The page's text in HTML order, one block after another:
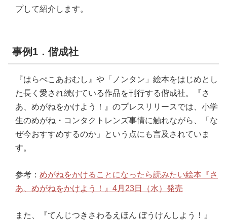
プして紹介します。
事例1．偕成社
『はらぺこあおむし』や「ノンタン」絵本をはじめとし
た長く愛され続けている作品を刊行する偕成社。『さ
あ、めがねをかけよう！』のプレスリリースでは、小学
生のめがね・コンタクトレンズ事情に触れながら、「な
ぜ今おすすめするのか」という点にも言及されていま
す。
参考： めがねをかけることになったら読みたい絵本『さ
あ、めがねをかけよう！』4月23日（水）発売
また、『てんじつきさわるえほん ぼうけんしよう！』